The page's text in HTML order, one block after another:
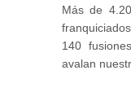
Más de
140
avalan